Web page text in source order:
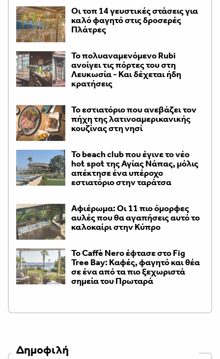
Οι τοπ 14 γευστικές στάσεις για
καλό φαγητό στις δροσερές
Πλάτρες
Το πολυαναμενόμενο Rubi
ανοίγει τις πόρτες του στη
Λευκωσία - Και δέχεται ήδη
κρατήσεις
Το εστιατόριο που ανεβάζει τον
πήχη της λατινοαμερικανικής
κουζίνας στη νησί
Το beach club που έγινε το νέο
hot spot της Αγίας Νάπας, μόλις
απέκτησε ένα υπέροχο
εστιατόριο στην ταράτσα
Αφιέρωμα: Οι 11 πιο όμορφες
αυλές που θα αγαπήσεις αυτό το
καλοκαίρι στην Κύπρο
Το Caffè Nero έφτασε στο Fig
Tree Bay: Καφές, φαγητό και θέα
σε ένα από τα πιο ξεχωριστά
σημεία του Πρωταρά
Δημοφιλή